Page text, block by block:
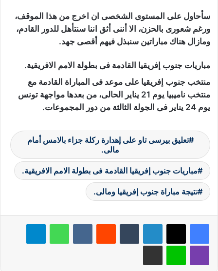
سأحاول على المستوى الشخصى ان اخرج من هذا الموقف،
ورغم شعورى بالحزن، الا أننى أثق اننا سنتأهل للدور القادم،
ومازال هناك مباراتين سنبذل فيهم أقصى جهد.
مباريات جنوب إفريقيا القادمة فى بطولة الامم الافريقية.
منتخب جنوب إفريقيا على موعد فى المباراة القادمة مع
منتخب ناميبيا يوم 21 يناير الحالى، من بعدها مواجهة تونس
يوم 24 يناير فى الجولة الثالثة من دور المجموعات.
تعليق بيرسى تاو على إهدارة ركلة جزاء بالامس أمام
مالى.
مباريات جنوب إفريقيا القادمة فى بطولة الامم الافريقية.
نتيجة مباراة جنوب إفريقيا ومالى.
لينكدإن واتساب
لاين